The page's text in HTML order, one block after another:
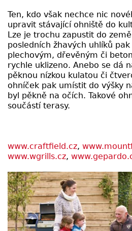
Ten, kdo však nechce nic
upravit stávající ohniště do
Lze je trochu zapustit do
posledních žhavých uhlíků
plechovým, dřevěným či
rychle uklizeno. Anebo se dá
pěknou nízkou kulatou či
ohníček pak umístit do výšky
byl pěkně na očích. Takové
součástí terasy.
www.craftfield.cz,
www.wgrills.cz,